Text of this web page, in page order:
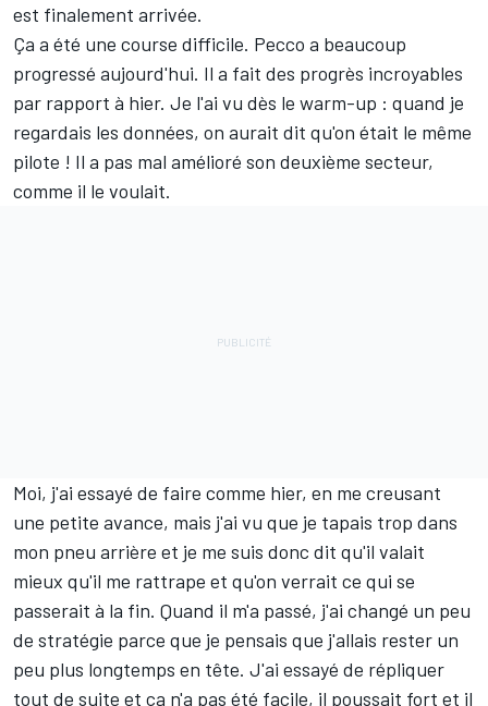
est finalement arrivée.
Ça a été une course difficile. Pecco a beaucoup
progressé aujourd'hui. Il a fait des progrès incroyables
par rapport à hier. Je l'ai vu dès le warm-up : quand je
regardais les données, on aurait dit qu'on était le même
pilote ! Il a pas mal amélioré son deuxième secteur,
comme il le voulait.
Moi, j'ai essayé de faire comme hier, en me creusant
une petite avance, mais j'ai vu que je tapais trop dans
mon pneu arrière et je me suis donc dit qu'il valait
mieux qu'il me rattrape et qu'on verrait ce qui se
passerait à la fin. Quand il m'a passé, j'ai changé un peu
de stratégie parce que je pensais que j'allais rester un
peu plus longtemps en tête. J'ai essayé de répliquer
tout de suite et ça n'a pas été facile, il poussait fort et il